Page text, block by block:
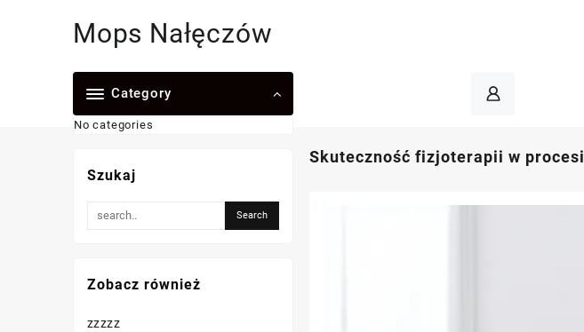
Mops Nałęczów
Category
No categories
Skuteczność fizjoterapii w
Szukaj
Zobacz również
zzzzz